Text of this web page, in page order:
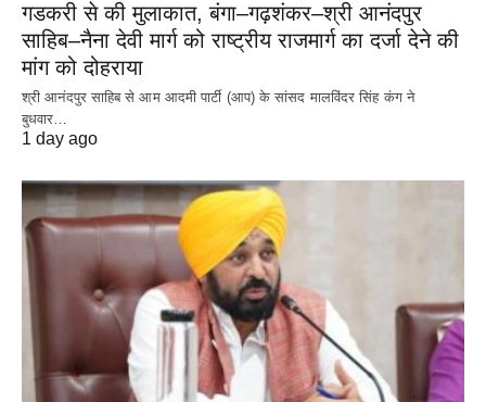
गडकरी से की मुलाकात, बंगा–गढ़शंकर–श्री आनंदपुर
साहिब–नैना देवी मार्ग को राष्ट्रीय राजमार्ग का दर्जा देने की
मांग को दोहराया
श्री आनंदपुर साहिब से आम आदमी पार्टी (आप) के सांसद मालविंदर सिंह कंग ने
बुधवार…
1 day ago